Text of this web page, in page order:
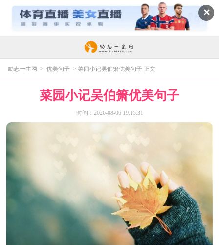
✕
励志一生网 > 优美句子 > 菜园小记吴伯箫优美句子 正文
菜园小记吴伯箫优美句子
时间：2026-08-06 19:15:31